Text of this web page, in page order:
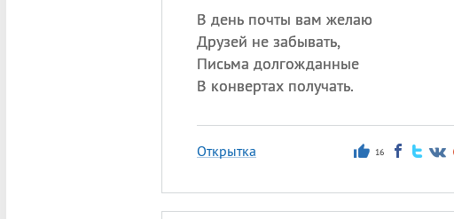
В день почты вам желаю
Друзей не забывать,
Письма долгожданные
В конвертах получать.
Открытка 16